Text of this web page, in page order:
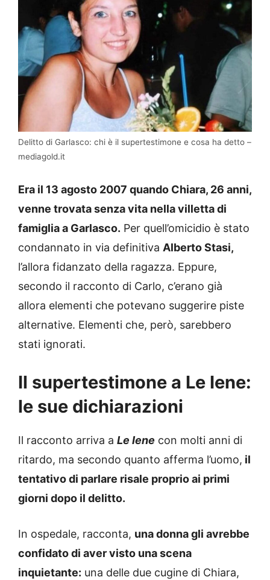
Delitto di Garlasco: chi è il supertestimone e cosa ha detto –
mediagold.it
Era il 13 agosto 2007 quando Chiara, 26 anni,
venne trovata senza vita nella villetta di
famiglia a Garlasco. Per quell’omicidio è stato
condannato in via definitiva Alberto Stasi,
l’allora fidanzato della ragazza. Eppure,
secondo il racconto di Carlo, c’erano già
allora elementi che potevano suggerire piste
alternative. Elementi che, però, sarebbero
stati ignorati.
Il supertestimone a Le Iene:
le sue dichiarazioni
Il racconto arriva a Le Iene con molti anni di
ritardo, ma secondo quanto afferma l’uomo, il
tentativo di parlare risale proprio ai primi
giorni dopo il delitto.
In ospedale, racconta, una donna gli avrebbe
confidato di aver visto una scena
inquietante: una delle due cugine di Chiara,